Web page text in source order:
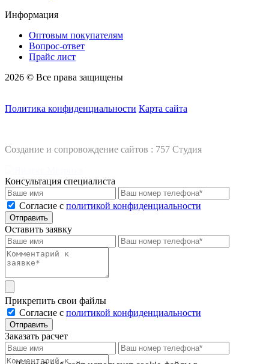
Информация
Оптовым покупателям
Вопрос-ответ
Прайс лист
2026 © Все права защищены
Политика конфиденциальности Карта сайта
Создание и сопровождение сайтов : 757 Студия
Консультация специалиста
Cогласие с политикой конфиденциальности
Отправить
Оставить заявку
Прикрепить свои файлы
Cогласие с политикой конфиденциальности
Отправить
Заказать расчет